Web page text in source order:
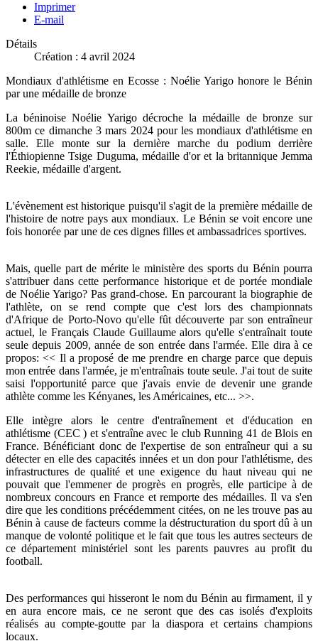
Imprimer
E-mail
Détails
Création : 4 avril 2024
Mondiaux d'athlétisme en Ecosse : Noélie Yarigo honore le Bénin
par une médaille de bronze
La béninoise Noélie Yarigo décroche la médaille de bronze sur
800m ce dimanche 3 mars 2024 pour les mondiaux d'athlétisme en
salle. Elle monte sur la dernière marche du podium derrière
l'Éthiopienne Tsige Duguma, médaille d'or et la britannique Jemma
Reekie, médaille d'argent.
L'évènement est historique puisqu'il s'agit de la première médaille de
l'histoire de notre pays aux mondiaux. Le Bénin se voit encore une
fois honorée par une de ces dignes filles et ambassadrices sportives.
Mais, quelle part de mérite le ministère des sports du Bénin pourra
s'attribuer dans cette performance historique et de portée mondiale
de Noélie Yarigo? Pas grand-chose. En parcourant la biographie de
l'athlète, on se rend compte que c'est lors des championnats
d'Afrique de Porto-Novo qu'elle fût découverte par son entraîneur
actuel, le Français Claude Guillaume alors qu'elle s'entraînait toute
seule depuis 2009, année de son entrée dans l'armée. Elle dira à ce
propos: << Il a proposé de me prendre en charge parce que depuis
mon entrée dans l'armée, je m'entraînais toute seule. J'ai tout de suite
saisi l'opportunité parce que j'avais envie de devenir une grande
athlète comme les Kényanes, les Américaines, etc... >>.
Elle intègre alors le centre d'entraînement et d'éducation en
athlétisme (CEC ) et s'entraîne avec le club Running 41 de Blois en
France. Bénéficiant donc de l'expertise de son entraîneur qui a su
détecter en elle des capacités innées et un don pour l'athlétisme, des
infrastructures de qualité et une exigence du haut niveau qui ne
pouvait que l'emmener de progrès en progrès, elle participe à de
nombreux concours en France et remporte des médailles. Il va s'en
dire que les conditions précédemment citées, on ne les trouve pas au
Bénin à cause de facteurs comme la déstructuration du sport dû à un
manque de volonté politique et le fait que tous les autres secteurs de
ce département ministériel sont les parents pauvres au profit du
football.
Des performances qui hisseront le nom du Bénin au firmament, il y
en aura encore mais, ce ne seront que des cas isolés d'exploits
réalisés au compte-goutte par la diaspora et certains champions
locaux.